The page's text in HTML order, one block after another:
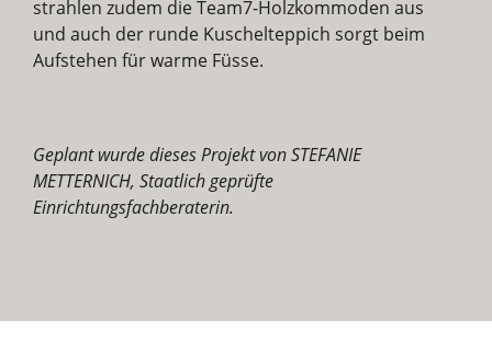
strahlen zudem die Team7-Holzkommoden aus
und auch der runde Kuschelteppich sorgt beim
Aufstehen für warme Füsse.
Geplant wurde dieses Projekt von STEFANIE
METTERNICH, Staatlich geprüfte
Einrichtungsfachberaterin.